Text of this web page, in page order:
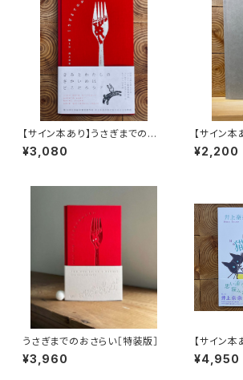
【サイン本あり】うさぎまでのお
さらい［通常版］
¥3,080
【サイン本
ネコ
¥2,200
うさぎまでのおさらい［特装版］
¥3,960
【サイン本
限定・オリ
¥4,950